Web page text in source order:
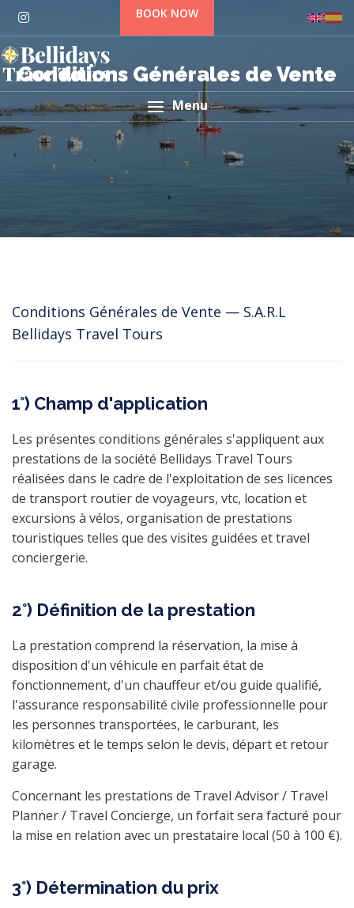
BOOK NOW
Menu
Conditions Générales de Vente
Conditions Générales de Vente — S.A.R.L
Bellidays Travel Tours
1°) Champ d'application
Les présentes conditions générales s'appliquent aux
prestations de la société Bellidays Travel Tours
réalisées dans le cadre de l'exploitation de ses licences
de transport routier de voyageurs, vtc, location et
excursions à vélos, organisation de prestations
touristiques telles que des visites guidées et travel
conciergerie.
2°) Définition de la prestation
La prestation comprend la réservation, la mise à
disposition d'un véhicule en parfait état de
fonctionnement, d'un chauffeur et/ou guide qualifié,
l'assurance responsabilité civile professionnelle pour
les personnes transportées, le carburant, les
kilomètres et le temps selon le devis, départ et retour
garage.
Concernant les prestations de Travel Advisor / Travel
Planner / Travel Concierge, un forfait sera facturé pour
la mise en relation avec un prestataire local (50 à 100 €).
3°) Détermination du prix